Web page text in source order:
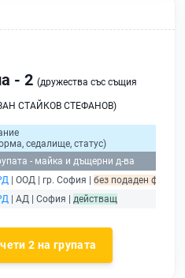
- 2 (дружества със същия
СТАЙКОВ СТЕФАНОВ)
седалище, статус)
- майка и дъщерни д-ва
| ООД | гр. София | без подаден
| АД | София | действащ
2 на групата